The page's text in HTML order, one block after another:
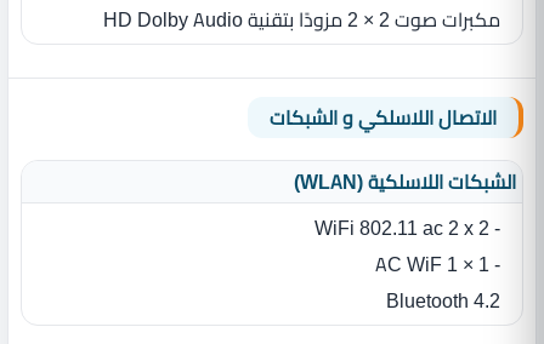
مكبرات صوت 2 × 2 مزودًا بتقنية HD Dolby Audio
الاتصال اللاسلكي و الشبكات
الشبكات اللاسلكية (WLAN)
- WiFi 802.11 ac 2 x 2
- 1 × 1 AC WiF
Bluetooth 4.2